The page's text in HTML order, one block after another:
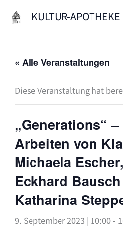
Inhalt
KULTUR-APOTHEKE
« Alle Veranstaltungen
Diese Veranstaltung hat
„Generations“
Arbeiten von
Michaela
Eckhard
Katharina
9. September 2023 | 10:00-